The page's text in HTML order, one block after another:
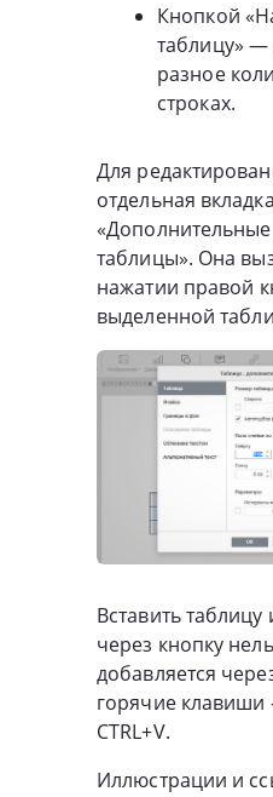
Кнопкой
таблицу» —
разное
строках.
Для
отдельная вкладка
таблицы». Она
нажатии правой
выделенной
Вставить
через кнопку
добавляется
горячие клавиши
CTRL+V.
Иллюстрации и